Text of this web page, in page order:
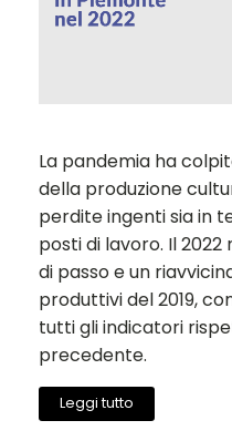
La pandemia ha
della produzione
perdite ingenti sia in
posti di lavoro. Il
di passo e un
produttivi del 2019,
tutti gli indicatori
precedente.
Leggi tutto